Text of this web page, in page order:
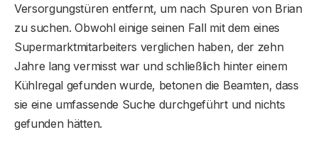
Versorgungstüren entfernt, um nach Spuren von Brian
zu suchen. Obwohl einige seinen Fall mit dem eines
Supermarktmitarbeiters verglichen haben, der zehn
Jahre lang vermisst war und schließlich hinter einem
Kühlregal gefunden wurde, betonen die Beamten, dass
sie eine umfassende Suche durchgeführt und nichts
gefunden hätten.